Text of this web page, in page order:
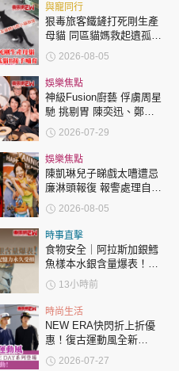
All rights reserved.
與寵同行
狠毒旅客鐵鏟打死剛生產
母貓 同區貓媽救起遺孤貓
B接手哺育
2026-08-05
娛樂焦點
神級Fusion廚藝 俘虜周星
馳 挑剔胃 陳奕迅、鄭秀
文、黃子華齊聚一堂
2026-07-29
娛樂焦點
陳凱琳兒子睇戲太嘈遭忌
廉淋頭報復 報警處理自責
護子不力 歐錦棠陳倩揚齊
表態「媽媽有責任」
2026-08-05
時事直擊
食物安全｜阿拉斯加銀鱈
魚樣本水銀含量爆表！或
令視力聽覺記憶力永久受
損
13小時前
時尚生活
NEW ERA快閃折上折優
惠！復古運動風全新
PILLBOX PACK藥盒帽
+GAME DAY系列登場！
2026-07-27